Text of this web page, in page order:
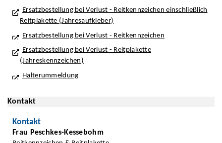
Ersatzbestellung bei Verlust - Reitkennzeichen einschließlich
Reitplakette (Jahresaufkleber)
Ersatzbestellung bei Verlust - Reitkennzeichen
Ersatzbestellung bei Verlust - Reitplakette
(Jahreskennzeichen)
Halterummeldung
Kontakt
Kontakt
Frau Peschkes-Kessebohm